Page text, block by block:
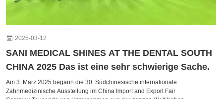
2025-03-12
SANI MEDICAL SHINES AT THE DENTAL SOUTH
CHINA 2025 Das ist eine sehr schwierige Sache.
Am 3. März 2025 begann die 30. Südchinesische internationale
Zahnmedizinische Ausstellung im China Import and Export Fair